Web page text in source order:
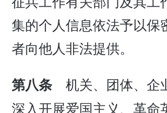
集的个人信息依法予以保
者向他人非法提供。
第八条 机关、团体、企
深入开展爱国主义、革命